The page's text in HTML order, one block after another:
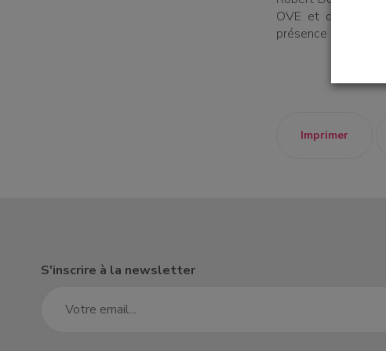
OVE et du
présence de son
Imprimer
S'inscrire à la newsletter